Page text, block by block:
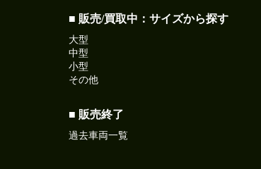
■ 販売/買取中：サイズから探す
大型
中型
小型
その他
■ 販売終了
過去車両一覧